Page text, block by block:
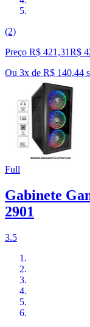
(2)
Preço R$ 421,31R$
Ou 3x de R$ 140,44
Full
Gabinete
2901
3.5